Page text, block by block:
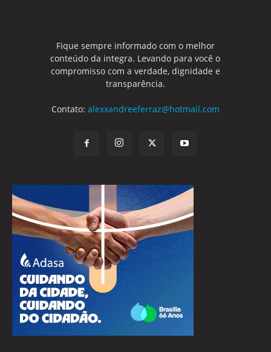
Fique sempre informado com o melhor
conteúdo da integra. Levando para você o
compromisso com a verdade, dignidade e
transparência.
Contato: alexxandreeferraz@hotmail.com